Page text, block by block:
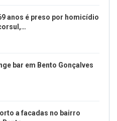
anos é preso por homicídio
bar em Bento Gonçalves
a facadas no bairro